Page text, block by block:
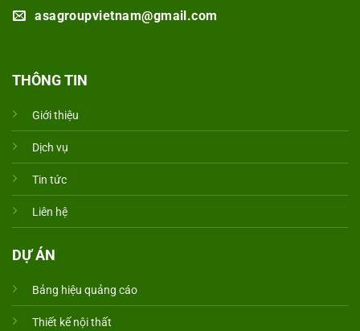
asagroupvietnam@gmail.com
THÔNG TIN
Giới thiệu
Dịch vụ
Tin tức
Liên hệ
DỰ ÁN
Bảng hiệu quảng cáo
Thiết kế nội thất